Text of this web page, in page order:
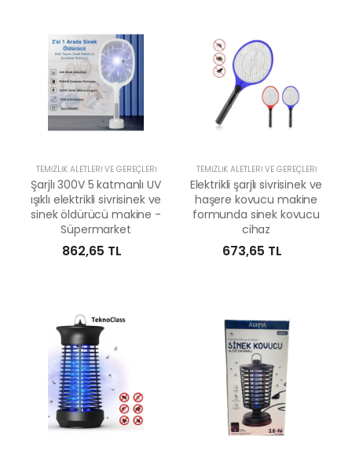
TEMIZLIK ALETLERI VE GEREÇLERI
Şarjlı 300V 5 katmanlı UV
ışıklı elektrikli sivrisinek ve
sinek öldürücü makine -
Süpermarket
862,65 TL
TEMIZLIK ALETLERI VE GEREÇLERI
Elektrikli şarjlı sivrisinek ve
haşere kovucu makine
formunda sinek kovucu
cihaz
673,65 TL